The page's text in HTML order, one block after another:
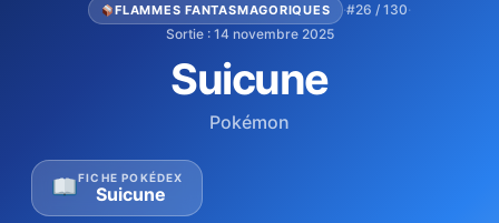
FLAMMES FANTASMAGORIQUES ·#26 / 130·
Sortie : 14 novembre 2025
Suicune
Pokémon
FICHE POKÉDEX
Suicune